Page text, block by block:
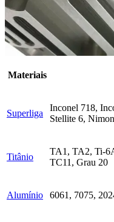
Materiais
Superliga
Inconel 718,
Stellite 6,
Titânio
TA1, TA2, Ti-
TC11, Grau 20
Alumínio 6061, 7075,